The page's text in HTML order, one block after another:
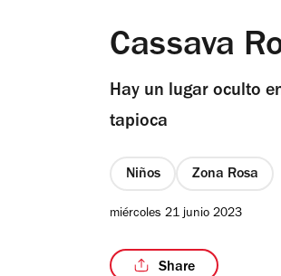
Cassava
Hay un lugar oculto
tapioca
Niños Zona Rosa
miércoles 21 junio 2023
Share